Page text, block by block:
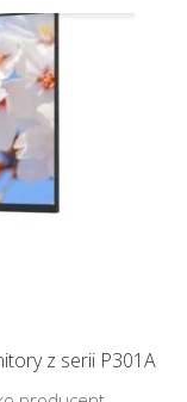
z serii P301A